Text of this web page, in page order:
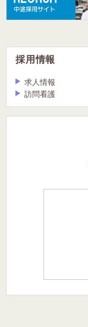
採用情報
求人情報
訪問看護